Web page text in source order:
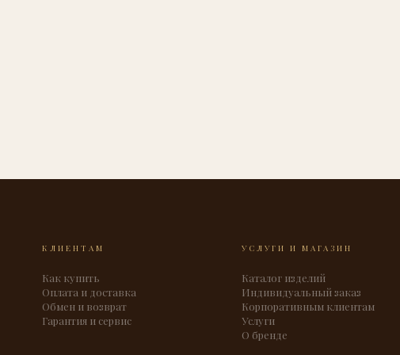
КЛИЕНТАМ
Как купить
Оплата и доставка
Обмен и возврат
Гарантия и сервис
УСЛУГИ И МАГАЗИН
Каталог изделий
Индивидуальный заказ
Корпоративным клиентам
Услуги
О бренде